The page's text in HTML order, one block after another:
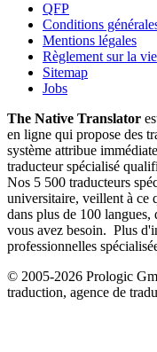
QFP
Conditions
Mentions légales
Règlement sur la
Sitemap
Jobs
The Native Translator
en ligne qui propose des
système attribue
traducteur spécialisé
Nos 5 500 traducteurs
universitaire, veillent à ce
dans plus de 100
vous avez besoin. Plus
professionnelles
© 2005-2026 Prologic
traduction, agence de